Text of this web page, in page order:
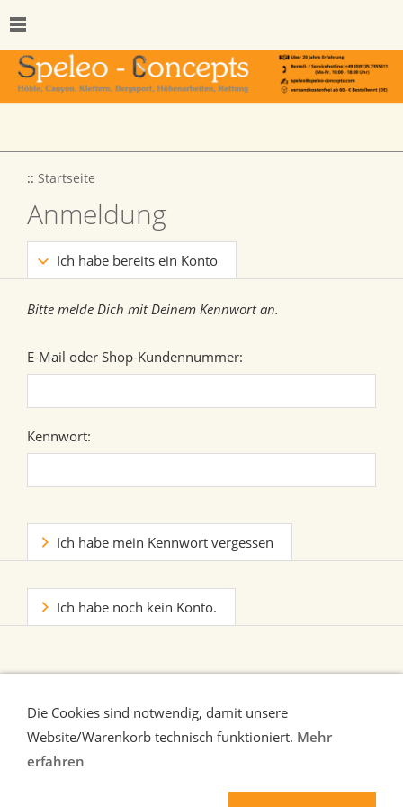
:: Startseite
Anmeldung
Ich habe bereits ein Konto
Bitte melde Dich mit Deinem Kennwort an.
E-Mail oder Shop-Kundennummer:
Kennwort:
Ich habe mein Kennwort vergessen
Ich habe noch kein Konto.
AGB
Widerrufsrecht
Die Cookies sind notwendig, damit unsere
Website/Warenkorb technisch funktioniert. Mehr
erfahren